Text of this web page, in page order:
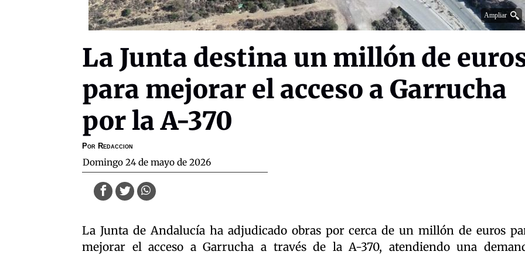
Ampliar
La Junta destina un millón de
para mejorar el acceso a Garrucha
por la A-370
Por Redaccion
domingo 24 de mayo de 2026
La Junta de Andalucía ha adjudicado obras por cerca de un millón de euros
mejorar el acceso a Garrucha a través de la A-370, atendiendo una